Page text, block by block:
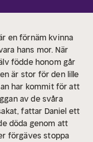
en förnäm kvinna
hans mor. När
födde honom går
är stor för den lille
har kommit för att
av de svåra
fattar Daniel ett
döda genom att
förgäves stoppa